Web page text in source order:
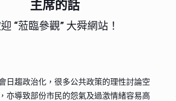
主席的話
“蒞臨參觀” 大舜網站！
日趨政治化，很多公共政策的理性討論空
亦導致部份市民的怨氣及過激情緒容易高